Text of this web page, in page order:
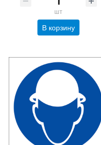
шт
В корзину